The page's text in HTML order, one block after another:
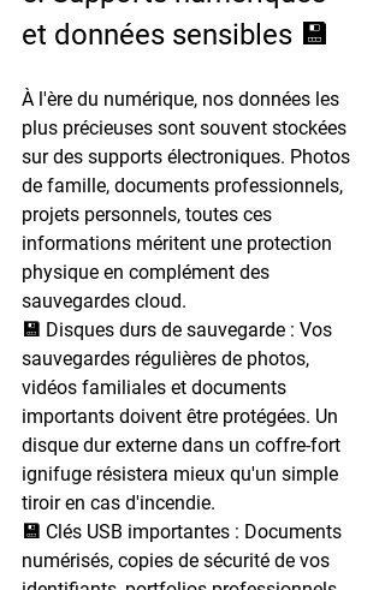
et données sensibles 💾
À l'ère du numérique, nos données les
plus précieuses sont souvent stockées
sur des supports électroniques. Photos
de famille, documents professionnels,
projets personnels, toutes ces
informations méritent une protection
physique en complément des
sauvegardes cloud.
💾 Disques durs de sauvegarde : Vos
sauvegardes régulières de photos,
vidéos familiales et documents
importants doivent être protégées. Un
disque dur externe dans un coffre-fort
ignifuge résistera mieux qu'un simple
tiroir en cas d'incendie.
💾 Clés USB importantes : Documents
numérisés, copies de sécurité de vos